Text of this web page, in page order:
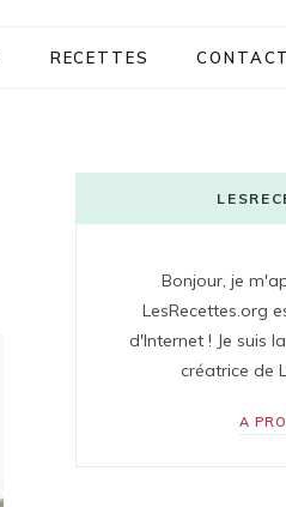
RECETTES CONTACT
Bonjour, je
LesRecettes.org
d'Internet ! Je suis
créatrice de
A